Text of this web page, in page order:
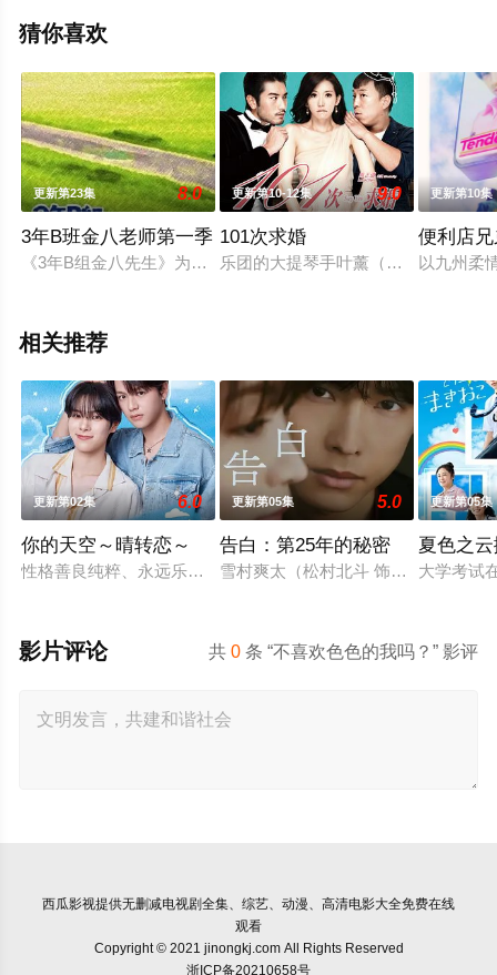
剧情网等平台了解。
猜你喜欢
更新第23集 8.0
3年B班金八老师第一季
《3年B组金八先生》为东京放送（TBS）自1979年以来 历时
更新第10-12集 9.0
101次求婚
乐团的大提琴手叶薰（林志玲 饰）
更新第10集
便利店
以九州柔
相关推荐
更新第02集 6.0
你的天空～晴转恋～
性格善良纯粹、永远乐观开朗的阳光少年舟濑阳向（福田步汰
更新第05集 5.0
告白：第25年的秘密
雪村爽太（松村北斗 饰）自幼因一
更新第05集
夏色之
大学考试
共0 条 “不喜欢色色的我吗？” 影评
影片评论
西瓜影视提供无删减电视剧全集、综艺、动漫、高清电影大全免费在线
观看
Copyright © 2021 jinongkj.com All Rights Reserved
浙ICP备20210658号